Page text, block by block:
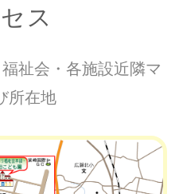
ス
祉会・各施設近隣マ
所在地